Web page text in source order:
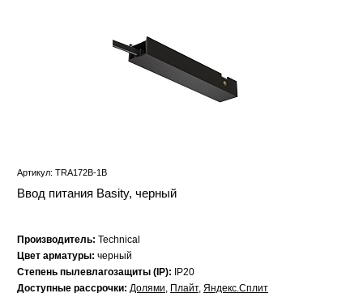
Артикул: TRA172B-1B
Ввод питания Basity, черный
Производитель: Technical
Цвет арматуры: черный
Степень пылевлагозащиты (IP):
IP20
Доступные рассрочки: Долями, Плайт, Яндекс.Сплит